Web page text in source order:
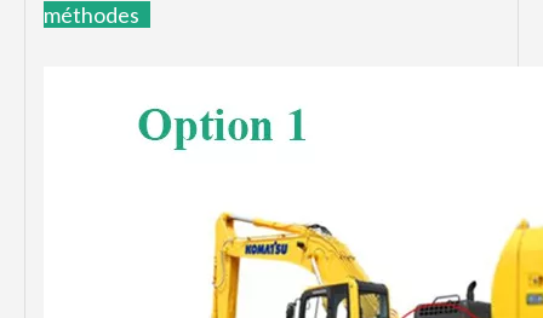
méthodes